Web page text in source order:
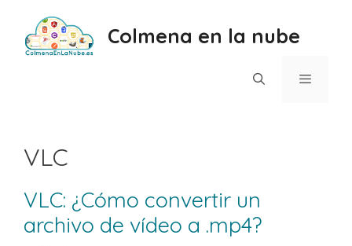
contenido
Colmena en la nube
VLC
VLC: ¿Cómo convertir un
archivo de vídeo a .mp4?